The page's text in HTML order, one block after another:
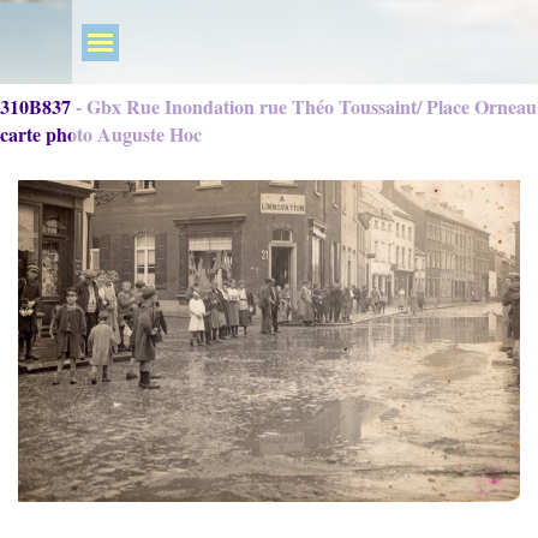
310B837 - Gbx Rue Inondation rue Théo Toussaint/ Place Orneau
carte photo Auguste Hoc